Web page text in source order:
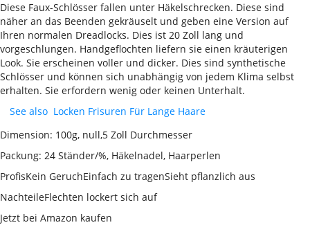
Diese Faux-Schlösser fallen unter Häkelschrecken. Diese sind
näher an das Beenden gekräuselt und geben eine Version auf
Ihren normalen Dreadlocks. Dies ist 20 Zoll lang und
vorgeschlungen. Handgeflochten liefern sie einen kräuterigen
Look. Sie erscheinen voller und dicker. Dies sind synthetische
Schlösser und können sich unabhängig von jedem Klima selbst
erhalten. Sie erfordern wenig oder keinen Unterhalt.
See also Locken Frisuren Für Lange Haare
Dimension: 100g, null,5 Zoll Durchmesser
Packung: 24 Ständer/%, Häkelnadel, Haarperlen
ProfisKein GeruchEinfach zu tragenSieht pflanzlich aus
NachteileFlechten lockert sich auf
Jetzt bei Amazon kaufen